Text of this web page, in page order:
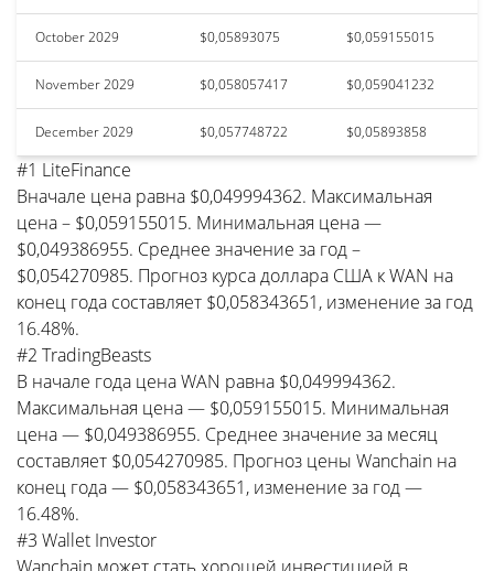
October 2029 $0,05893075 $0,059155015
November 2029 $0,058057417 $0,059041232
December 2029 $0,057748722 $0,05893858
#1 LiteFinance
Вначале цена равна $0,049994362. Максимальная
цена – $0,059155015. Минимальная цена —
$0,049386955. Среднее значение за год –
$0,054270985. Прогноз курса доллара США к WAN на
конец года составляет $0,058343651, изменение за год
16.48%.
#2 TradingBeasts
В начале года цена WAN равна $0,049994362.
Максимальная цена — $0,059155015. Минимальная
цена — $0,049386955. Среднее значение за месяц
составляет $0,054270985. Прогноз цены Wanchain на
конец года — $0,058343651, изменение за год —
16.48%.
#3 Wallet Investor